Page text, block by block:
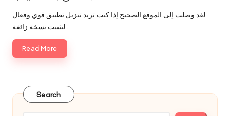
Posted
by
لقد وصلت إلى الموقع الصحيح إذا كنت تريد تنزيل تطبيق قوي وفعال
لتثبيت نسخة زائفة…
Read More
Search